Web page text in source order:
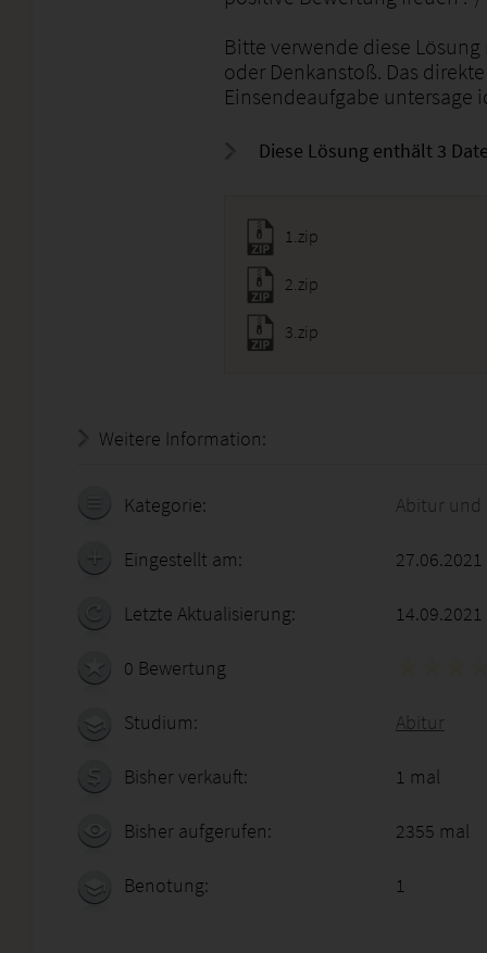
Bitte verwende diese
oder Denkanstoß. Das
Einsendeaufgabe untersage
Diese Lösung enthält 3
1.zip
2.zip
3.zip
Weitere Information:
Kategorie: Abitur und
Eingestellt am:
Letzte Aktualisierung: 14.09.2021
0 Bewertung
Studium: Abitur
Bisher verkauft: 1 mal
Bisher aufgerufen: 2355 mal
Benotung: 1